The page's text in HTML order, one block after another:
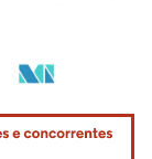
conforme CC BY 4.0.